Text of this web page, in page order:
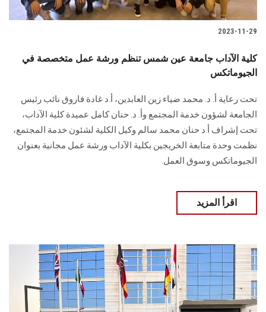
2023-11-29
كلية الآداب جامعة عين شمس تنظم ورشة عمل متخصصة في
الجيوماتكس
تحت رعاية أ. د. محمد ضياء زين العابدين، أ.د غادة فاروق نائب رئيس
الجامعة لشؤون خدمة المجتمع وأ. د. حنان كامل عميدة كلية الآداب،
تحت إشراف أ.د حنان محمد سالم وكيل الكلية لشئون خدمة المجتمع،
نظمت وحدة متابعة الخريجين بكلية الآداب ورشة عمل مجانية بعنوان
الجيوماتكس وسوق العمل.
اقرأ المزيد